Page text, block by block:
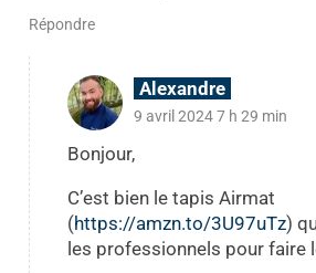
Répondre
Alexandre
9 avril 2024 7 h 29 min
Bonjour,
C’est bien le tapis Airmat
(https://amzn.to/3U97uTz)
les professionnels pour faire